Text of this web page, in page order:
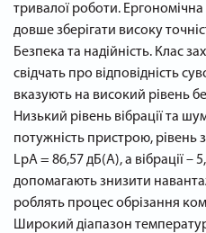
тривалої роботи.
довше зберігати високу
Безпека та надійність. Клас
свідчать про відповідність
вказують на високий рівень
Низький рівень вібрації та
потужність пристрою, рівень
LpA = 86,57 дБ(А), а вібрації –
допомагають знизити
роблять процес обрізання
Широкий діапазон